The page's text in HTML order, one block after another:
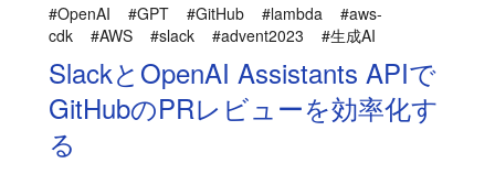
#OpenAI #GPT #GitHub #lambda
#aws-
cdk
#AWS #slack #advent2023 #生成AI
SlackとOpenAI Assistants APIで
GitHubのPRレビューを効率化す
る